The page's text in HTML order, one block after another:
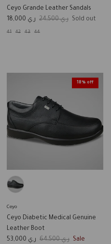
Ceyo Grande Leather Sandals
Sale price
ر.ي 18,000 Regular price
ر.ي 24,500 Sold out
41 42 43 44
18% off
Ceyo
Ceyo Diabetic Medical Genuine
Leather Boot
Sale price
ر.ي 53,000 Regular price
ر.ي 64,500 Sale